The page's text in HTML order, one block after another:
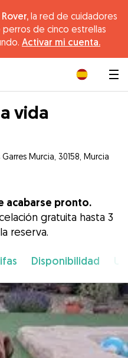
la red de cuidadores
de cinco estrellas
Activar mi cuenta.
vida
Murcia, 30158, Murcia
acabarse pronto.
gratuita hasta 3
reserva.
Disponibilidad